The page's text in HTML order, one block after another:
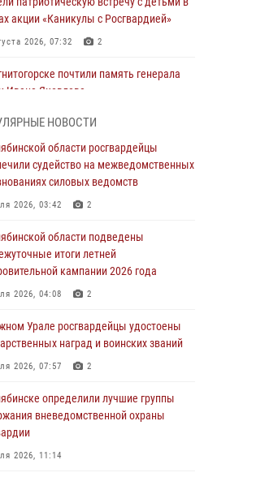
акции «Каникулы с Росгвардией»
2026, 07:32 2
почтили память генерала
Ивана Яковлева
сотрудники Росгвардии
рецидивиста за хищение алкоголя
2026, 06:06
Урале спецназ Росгвардии провел
полевые сборы для кадетов
2026, 10:03 1
в Челябинске
2026, 10:00
подозреваемого в совершении
2026, 11:41
НОВОСТИ
области росгвардейцы
судейство на межведомственных
силовых ведомств
2026, 03:42 2
области подведены
итоги летней
кампании 2026 года
2026, 04:08 2
Урале росгвардейцы удостоены
наград и воинских званий
2026, 07:57 2
определили лучшие группы
вневедомственной охраны
2026, 11:14